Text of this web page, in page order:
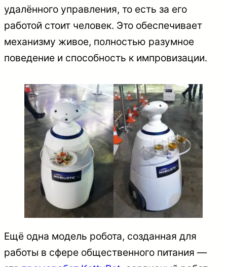
удалённого управления, то есть за его
работой стоит человек. Это обеспечивает
механизму живое, полностью разумное
поведение и способность к импровизации.
Ещё одна модель робота, созданная для
работы в сфере общественного питания —